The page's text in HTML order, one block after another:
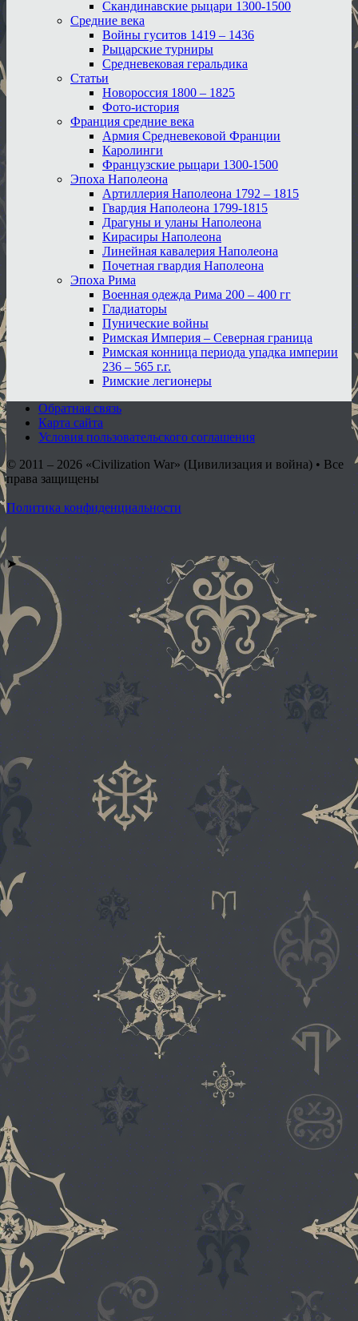
Скандинавские рыцари 1300-1500
Средние века
Войны гуситов 1419 – 1436
Рыцарские турниры
Средневековая геральдика
Статьи
Новороссия 1800 – 1825
Фото-история
Франция средние века
Армия Средневековой Франции
Каролинги
Французские рыцари 1300-1500
Эпоха Наполеона
Артиллерия Наполеона 1792 – 1815
Гвардия Наполеона 1799-1815
Драгуны и уланы Наполеона
Кирасиры Наполеона
Линейная кавалерия Наполеона
Почетная гвардия Наполеона
Эпоха Рима
Военная одежда Рима 200 – 400 гг
Гладиаторы
Пунические войны
Римская Империя – Северная граница
Римская конница периода упадка империи
236 – 565 г.г.
Римские легионеры
Обратная связь
Карта сайта
Условия пользовательского соглашения
© 2011 – 2026 «Civilization War» (Цивилизация и война) • Все
права защищены
Политика конфиденциальности
➤